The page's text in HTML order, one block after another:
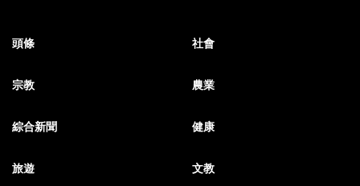
頭條 社會
宗教 農業
綜合新聞 健康
旅遊 文教